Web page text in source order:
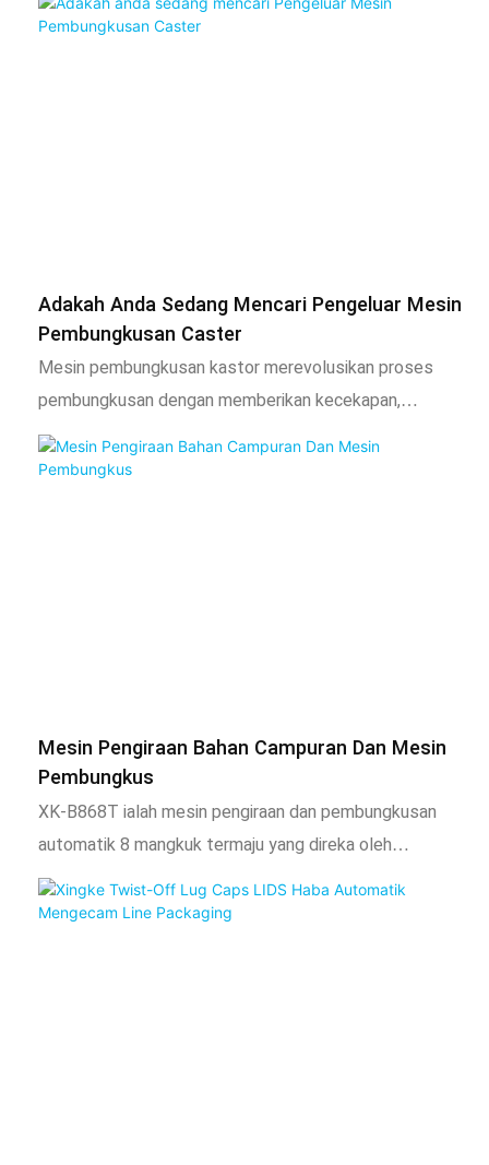
kecil lain secara automatik ke dalam beg, kantung atau
Adakah Anda Sedang Mencari Pengeluar Mesin
Pembungkusan Caster
Mesin pembungkusan kastor merevolusikan proses
pembungkusan dengan memberikan kecekapan,
konsistensi dan penjimatan kos yang tiada tandingan.
Mereka mengautomasikan tugas manual membungkus,
menjadikannya aset yang sangat diperlukan untuk mana-
mana pengeluar kastor yang menyasarkan pertumbuhan
dan daya saing.
Mesin Pengiraan Bahan Campuran Dan Mesin
Pembungkus
XK-B868T ialah mesin pengiraan dan pembungkusan
automatik 8 mangkuk termaju yang direka oleh
Zhongshan Xingke Automation Equipment Co., Ltd. untuk
pembungkusan kecekapan tinggi bahagian kecil. Ia